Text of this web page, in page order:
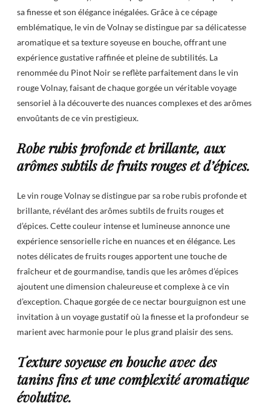
sa finesse et son élégance inégalées. Grâce à ce cépage
emblématique, le vin de Volnay se distingue par sa délicatesse
aromatique et sa texture soyeuse en bouche, offrant une
expérience gustative raffinée et pleine de subtilités. La
renommée du Pinot Noir se reflète parfaitement dans le vin
rouge Volnay, faisant de chaque gorgée un véritable voyage
sensoriel à la découverte des nuances complexes et des arômes
envoûtants de ce vin prestigieux.
Robe rubis profonde et brillante, aux
arômes subtils de fruits rouges et d’épices.
Le vin rouge Volnay se distingue par sa robe rubis profonde et
brillante, révélant des arômes subtils de fruits rouges et
d’épices. Cette couleur intense et lumineuse annonce une
expérience sensorielle riche en nuances et en élégance. Les
notes délicates de fruits rouges apportent une touche de
fraîcheur et de gourmandise, tandis que les arômes d’épices
ajoutent une dimension chaleureuse et complexe à ce vin
d’exception. Chaque gorgée de ce nectar bourguignon est une
invitation à un voyage gustatif où la finesse et la profondeur se
marient avec harmonie pour le plus grand plaisir des sens.
Texture soyeuse en bouche avec des
tanins fins et une complexité aromatique
évolutive.